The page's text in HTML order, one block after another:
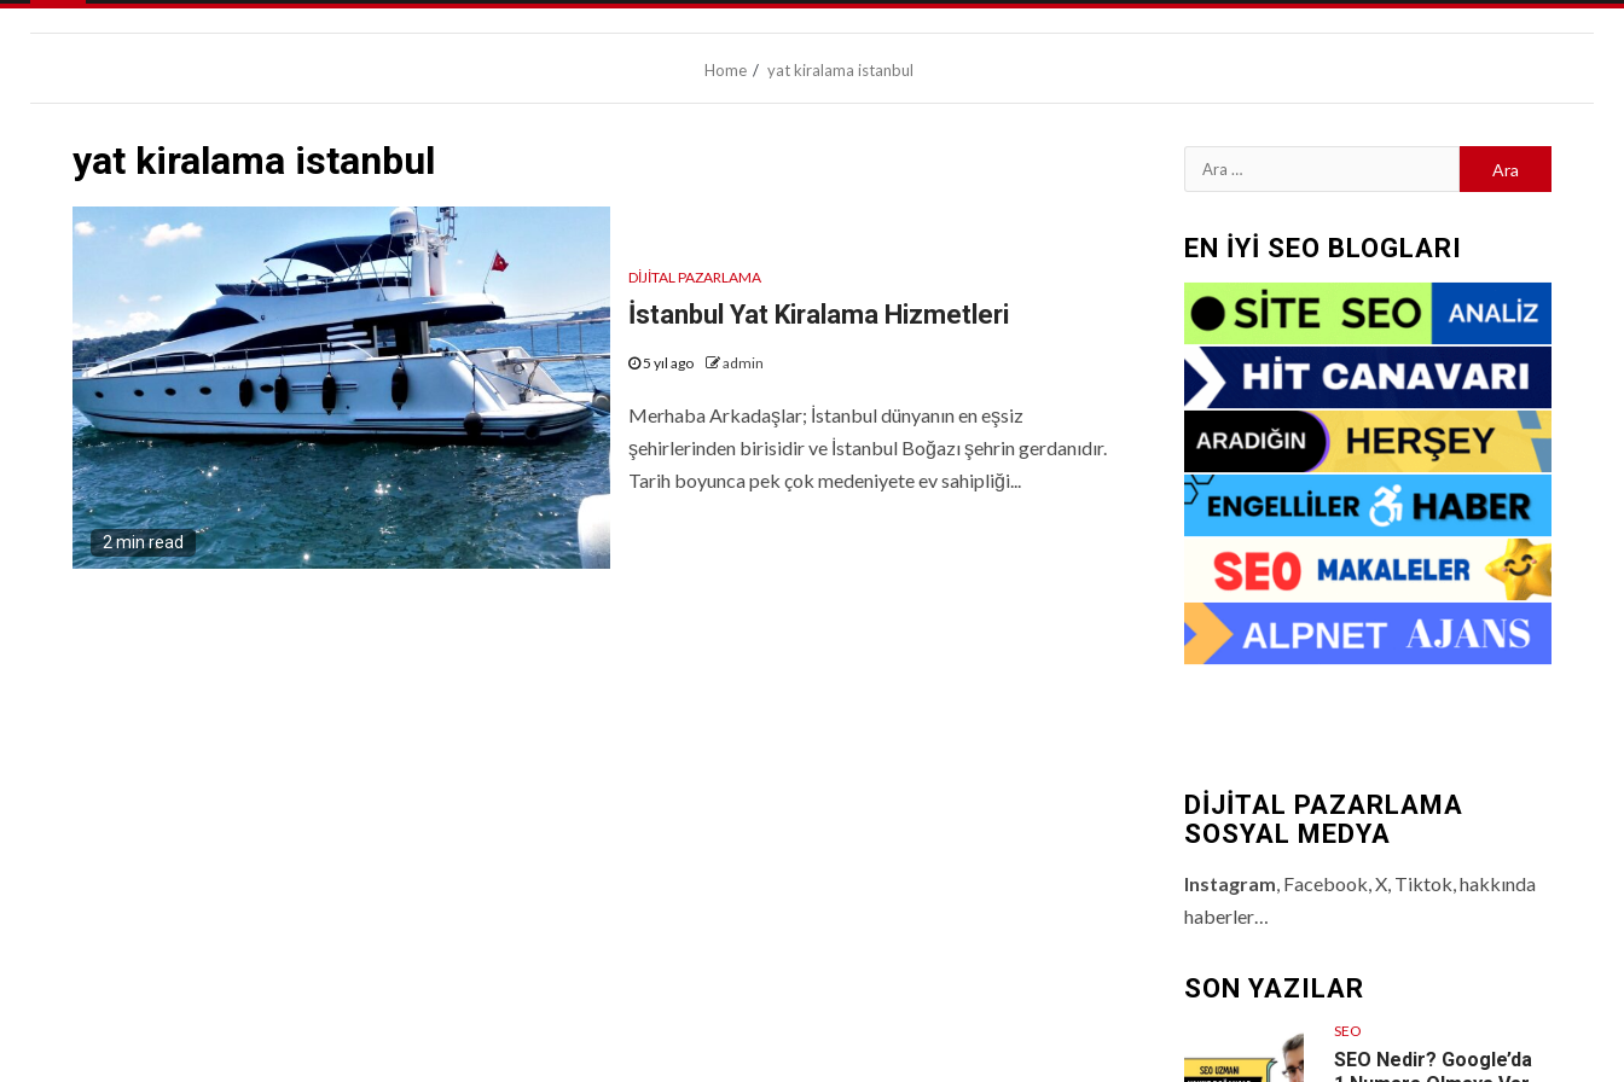
Home yat kiralama istanbul
yat kiralama istanbul
2 min read
DIJITAL PAZARLAMA
İstanbul Yat Kiralama Hizmetleri
5 yıl ago admin
Merhaba Arkadaşlar; İstanbul dünyanın en eşsiz
şehirlerinden birisidir ve İstanbul Boğazı şehrin gerdanıdır.
Tarih boyunca pek çok medeniyete ev sahipliği...
Arama:
EN İYİ SEO BLOGLARI
DİJİTAL PAZARLAMA
SOSYAL MEDYA
Instagram , Facebook, X, Tiktok, hakkında
haberler…
SON YAZILAR
SEO
SEO Nedir? Google’da